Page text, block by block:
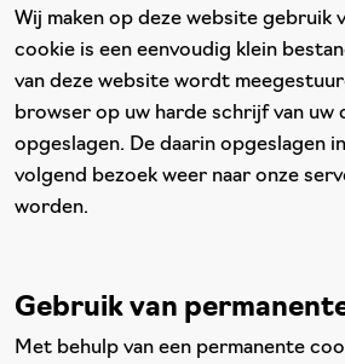
Wij maken op deze website gebruik
cookie is een eenvoudig klein
van deze website wordt
browser op uw harde schrijf van
opgeslagen. De daarin opgeslagen
volgend bezoek weer naar onze
worden.
Gebruik van
Met behulp van een permanente